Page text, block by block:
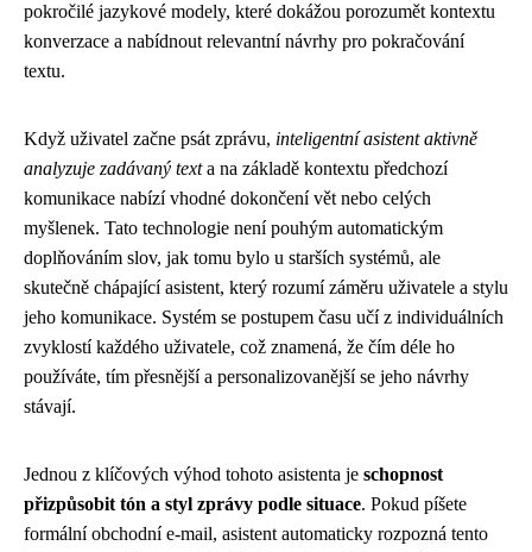
pokročilé jazykové modely, které dokážou porozumět kontextu
konverzace a nabídnout relevantní návrhy pro pokračování
textu.
Když uživatel začne psát zprávu, inteligentní asistent aktivně
analyzuje zadávaný texta na základě kontextu předchozí
komunikace nabízí vhodné dokončení vět nebo celých
myšlenek. Tato technologie není pouhým automatickým
doplňováním slov, jak tomu bylo u starších systémů, ale
skutečně chápající asistent, který rozumí záměru uživatele a stylu
jeho komunikace. Systém se postupem času učí z individuálních
zvyklostí každého uživatele, což znamená, že čím déle ho
používáte, tím přesnější a personalizovanější se jeho návrhy
stávají.
Jednou z klíčových výhod tohoto asistenta je schopnost
přizpůsobit tón a styl zprávy podle situace. Pokud píšete
formální obchodní e-mail, asistent automaticky rozpozná tento